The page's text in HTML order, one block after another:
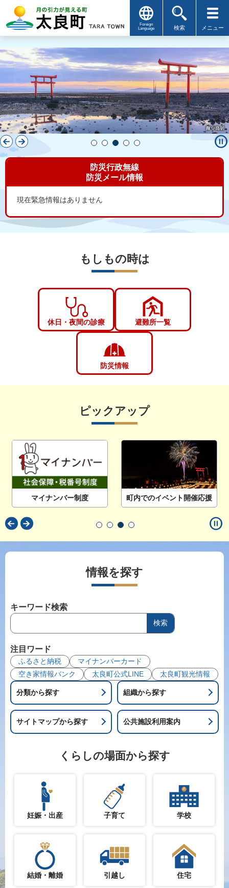
Foreign
Language
検索 メニュー
pause_circle
防災行政無線
防災メール情報
現在緊急情報はありません
もしもの時は
休日・夜間の診療 避難所一覧
防災情報
ピックアップ
マイナンバー制度 町内でのイベント開催応援
pause_circle
情報を探す
キーワード検索
注目ワード
ふるさと納税
マイナンバーカード
空き家情報バンク
太良町公式LINE 太良町観光情報
分類から探す 組織から探す
サイトマップから探す 公共施設利用案内
くらしの場面から探す
妊娠・出産 子育て 学校
結婚・離婚 引越し 住宅